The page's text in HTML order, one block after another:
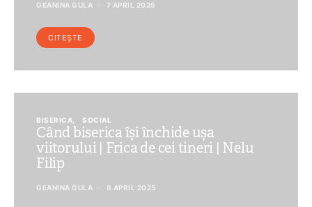
GEANINA GULA 7 APRIL 2025
CITEȘTE
BISERICA SOCIAL
Când biserica își închide ușa
viitorului | Frica de cei tineri | Nelu
Filip
GEANINA GULA 8 APRIL 2025